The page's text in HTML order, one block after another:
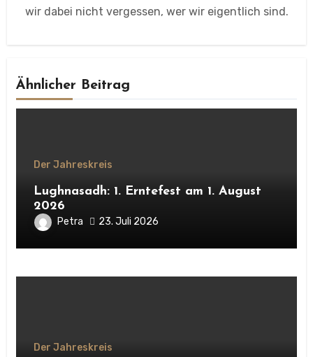
wir dabei nicht vergessen, wer wir eigentlich sind.
Ähnlicher Beitrag
Der Jahreskreis
Lughnasadh: 1. Erntefest am 1. August
2026
Petra 23. Juli 2026
Der Jahreskreis